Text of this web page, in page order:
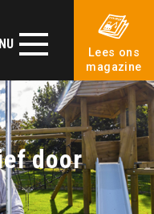
Lees ons
magazine
door